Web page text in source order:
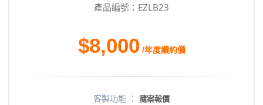
產品編號：EZLB23
$8,000 /年度續約價
客製功能 ： 隨案報價